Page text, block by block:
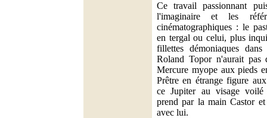
Ce travail passionnant
l'imaginaire et les
cinématographiques : le
en tergal ou celui, plus
fillettes démoniaques
Roland Topor n'aurait pas
Mercure myope aux pieds
Prêtre en étrange figure
ce Jupiter au visage
prend par la main Castor
avec lui.